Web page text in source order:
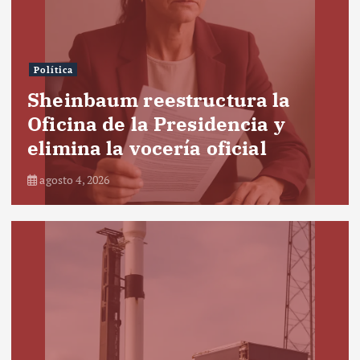
Política
Sheinbaum reestructura la
Oficina de la Presidencia y
elimina la vocería oficial
agosto 4, 2026